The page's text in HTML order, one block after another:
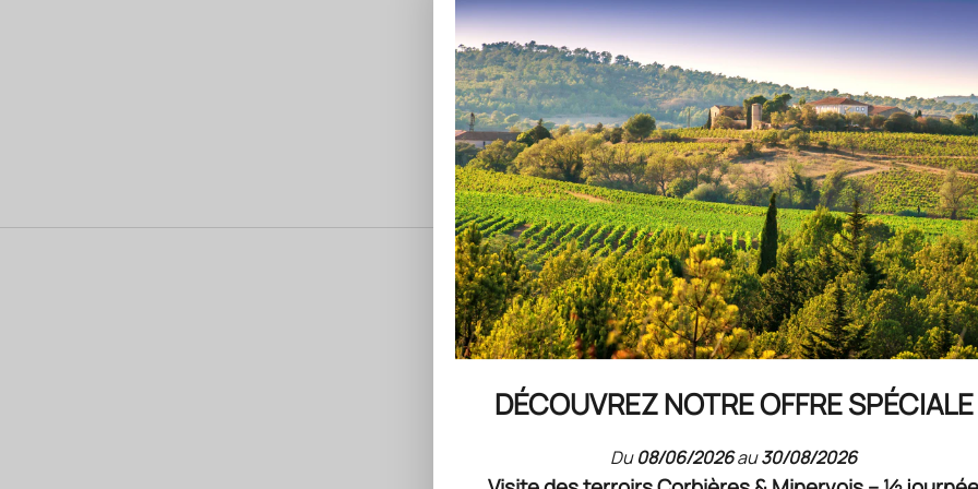
DÉCOUVREZ NOTRE OFFRE SPÉCIALE
Du08/06/2026au30/08/2026